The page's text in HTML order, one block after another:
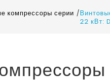
компрессоры серии /
22 кВт: